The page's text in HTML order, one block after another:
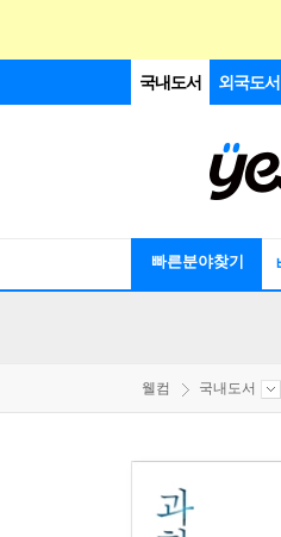
국내도서 외국도서
빠른분야찾기
웰컴 국내도서